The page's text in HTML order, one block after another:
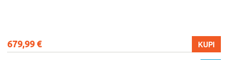
679,99 € KUPI